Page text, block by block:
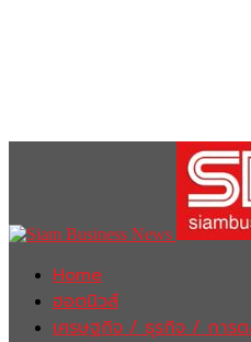
Home
ฮอตนิวส์
เศรษฐกิจ / ธุรกิจ / การ